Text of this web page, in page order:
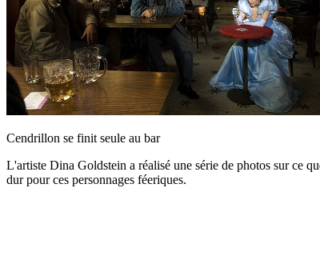
Cendrillon se finit seule au bar
L'artiste Dina Goldstein a réalisé une série de photos sur ce
dur pour ces personnages féeriques.